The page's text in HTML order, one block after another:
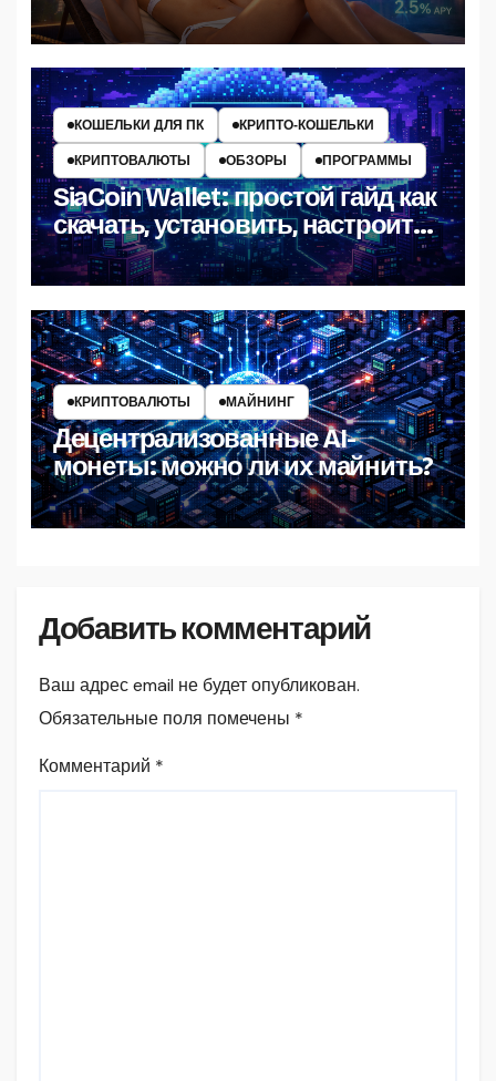
КОШЕЛЬКИ ДЛЯ ПК
КРИПТО‑КОШЕЛЬКИ
КРИПТОВАЛЮТЫ
ОБЗОРЫ ПРОГРАММЫ
SiaCoin Wallet: простой гайд как
скачать, установить, настроить
и пользоваться
КРИПТОВАЛЮТЫ МАЙНИНГ
Децентрализованные AI-
монеты: можно ли их майнить?
Добавить комментарий
Ваш адрес email не будет опубликован.
Обязательные поля помечены *
Комментарий *